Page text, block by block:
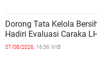
Dorong Tata Kelola
Hadiri Evaluasi Caraka
07/08/2026, 16:36 WIB